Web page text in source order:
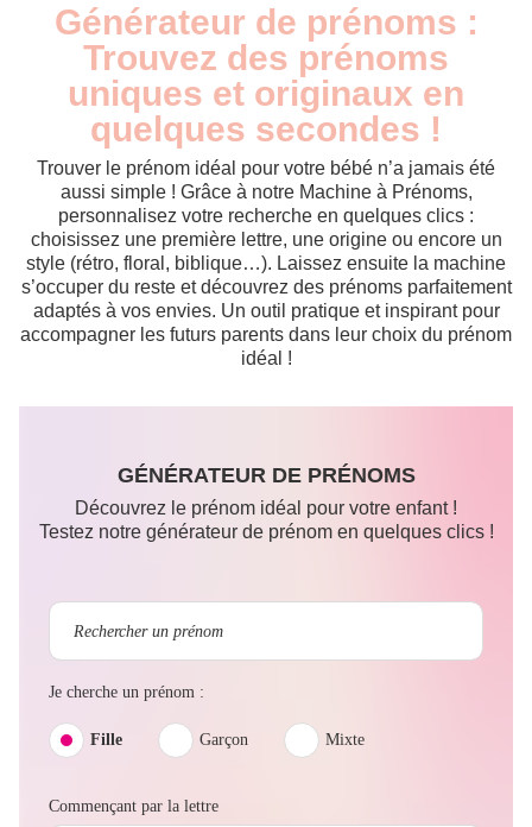
Générateur de prénoms :
Trouvez des prénoms
uniques et originaux en
quelques secondes !
Trouver le prénom idéal pour votre bébé n’a jamais été
aussi simple ! Grâce à notre Machine à Prénoms,
personnalisez votre recherche en quelques clics :
choisissez une première lettre, une origine ou encore un
style (rétro, floral, biblique…). Laissez ensuite la machine
s’occuper du reste et découvrez des prénoms parfaitement
adaptés à vos envies. Un outil pratique et inspirant pour
accompagner les futurs parents dans leur choix du prénom
idéal !
GÉNÉRATEUR DE PRÉNOMS
Découvrez le prénom idéal pour votre enfant !
Testez notre générateur de prénom en quelques clics !
Je cherche un prénom :
Fille Garçon Mixte
Commençant par la lettre